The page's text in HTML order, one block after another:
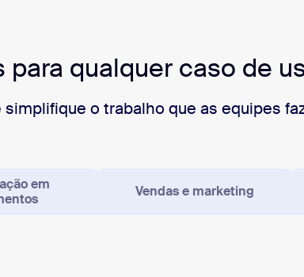
qualquer caso de
o trabalho que as equipes
em
Vendas e marketing